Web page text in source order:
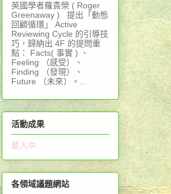
英國學者羅貴榮 ( Roger
Greenaway ) 提出「動態
回顧循環」 Active
Reviewing Cycle 的引導技
巧，歸納出 4F 的提問重
點： Facts( 事實 ) 、
Feeling （感受）、
Finding （發現）、
Future （未來）。...
活動成果
載入中…
各領域議題網站